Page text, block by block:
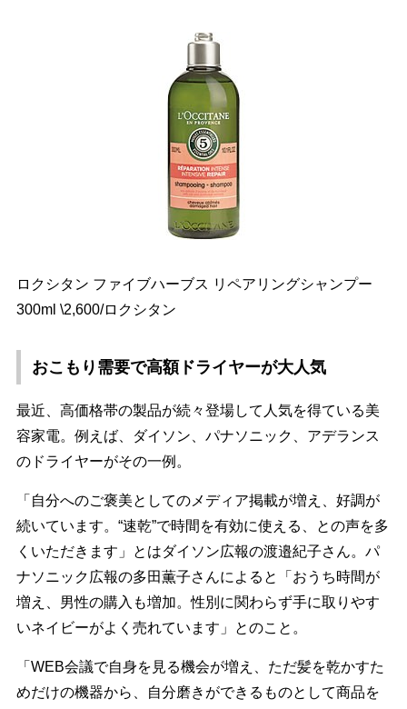
ロクシタン ファイブハーブス リペアリングシャンプー
300ml \2,600/ロクシタン
おこもり需要で高額ドライヤーが大人気
最近、高価格帯の製品が続々登場して人気を得ている美
容家電。例えば、ダイソン、パナソニック、アデランス
のドライヤーがその一例。
「自分へのご褒美としてのメディア掲載が増え、好調が
続いています。“速乾”で時間を有効に使える、との声を多
くいただきます」とはダイソン広報の渡邉紀子さん。パ
ナソニック広報の多田薫子さんによると「おうち時間が
増え、男性の購入も増加。性別に関わらず手に取りやす
いネイビーがよく売れています」とのこと。
「WEB会議で自身を見る機会が増え、ただ髪を乾かすた
めだけの機器から、自分磨きができるものとして商品を